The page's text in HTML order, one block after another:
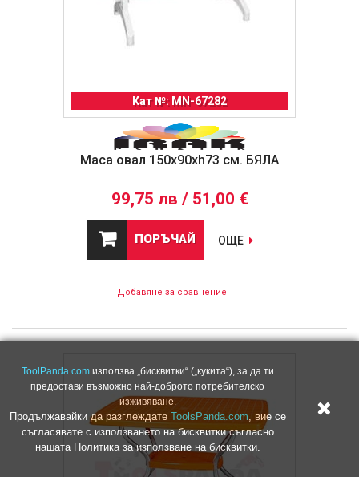
Кат №: MN-67282
Маса овал 150x90xh73 см. БЯЛА
99,75 лв / 51,00 €
ПОРЪЧАЙ ОЩЕ
Добавяне за сравнение
ToolPanda.comизползва „бисквитки“ („кукита“), за да ти
предостави възможно най-доброто потребителско
изживяване.
Продължавайки да разглеждате ToolsPanda.com, вие се
съгласявате с използването на бисквитки съгласно
нашата Политика за използване на бисквитки.